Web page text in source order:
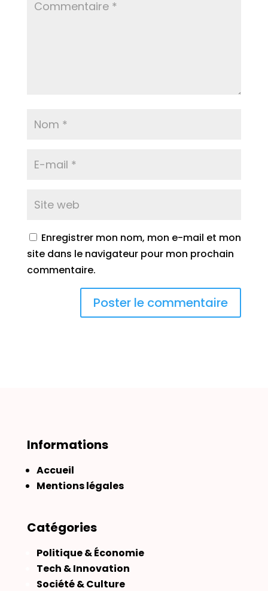
Enregistrer mon nom, mon e-mail et mon
site dans le navigateur pour mon prochain
commentaire.
Informations
Accueil
Mentions légales
Catégories
Politique & Économie
Tech & Innovation
Société & Culture